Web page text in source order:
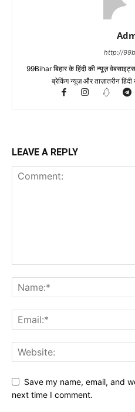
http://
99Bihar बिहार के हिंदी की न्यूज़
ब्रेकिंग न्यूज़ और ताज़ातरीन
LEAVE A REPLY
Save my name, email, and
next time I comment.